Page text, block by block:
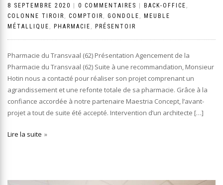
8 SEPTEMBRE 2020 0 COMMENTAIRES BACK-OFFICE ,
COLONNE TIROIR , COMPTOIR , GONDOLE ,
MEUBLE
MÉTALLIQUE , PHARMACIE , PRÉSENTOIR
Pharmacie du Transvaal (62) Présentation Agencement de la
Pharmacie du Transvaal (62) Suite à une recommandation, Monsieur
Hotin nous a contacté pour réaliser son projet comprenant un
agrandissement et une refonte totale de sa pharmacie. Grâce à la
confiance accordée à notre partenaire Maestria Concept, l’avant-
projet a tout de suite été accepté. Intervention d’un architecte […]
Lire la suite